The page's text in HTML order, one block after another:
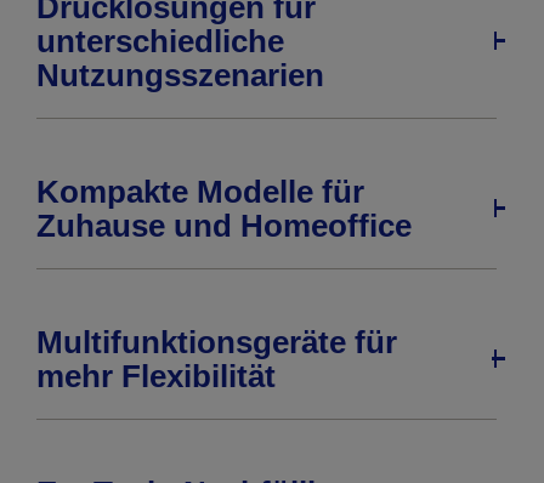
unterschiedliche
Nutzungsszenarien
Kompakte Modelle für
Zuhause und Homeoffice
Multifunktionsgeräte für
mehr Flexibilität